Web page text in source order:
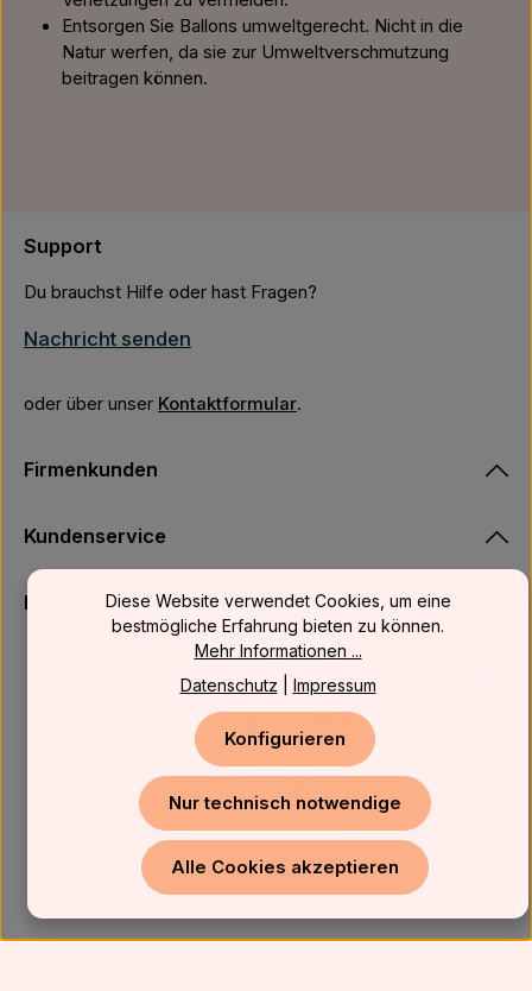
Entsorgen Sie Ballons umweltgerecht. Nicht in die
Natur werfen, da sie zur Umweltverschmutzung
beitragen können.
Support
Du brauchst Hilfe oder hast Fragen?
Nachricht senden
oder über unser Kontaktformular.
Firmenkunden
Kundenservice
Newsletter
Widerrufsrecht Cookies
Vertrag widerrufen
Diese Website verwendet Cookies, um eine
bestmögliche Erfahrung bieten zu können.
Mehr Informationen ...
Datenschutz
Impressum
Nur technisch notwendige
Konfigurieren
Alle Cookies akzeptieren